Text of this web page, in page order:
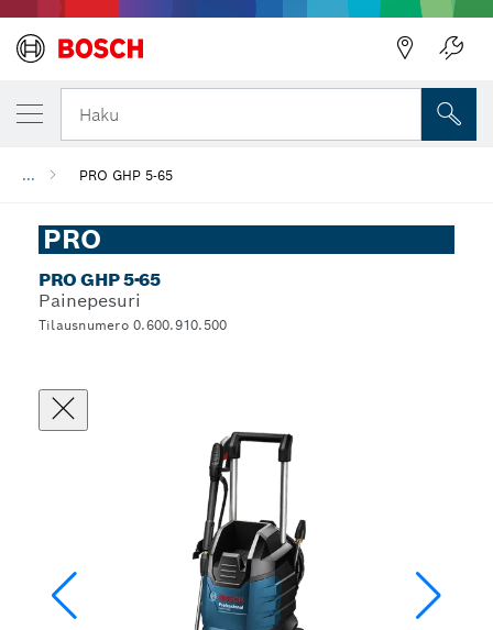
Haku
... PRO GHP 5-65
PRO
PRO GHP 5-65
Painepesuri
Tilausnumero 0.600.910.500